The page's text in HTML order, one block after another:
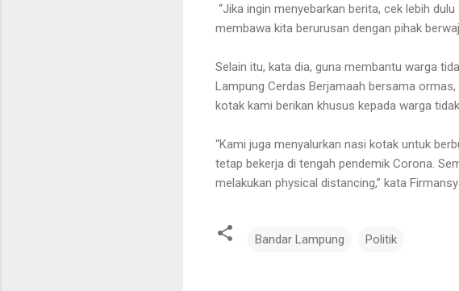
“Jika ingin menyebarkan berita, cek lebih
membawa kita berurusan dengan pihak
Selain itu, kata dia, guna membantu warga
Lampung Cerdas Berjamaah bersama
kotak kami berikan khusus kepada warga
“Kami juga menyalurkan nasi kotak untuk
tetap bekerja di tengah pendemik Corona.
melakukan physical distancing,” kata
Bandar Lampung Politik